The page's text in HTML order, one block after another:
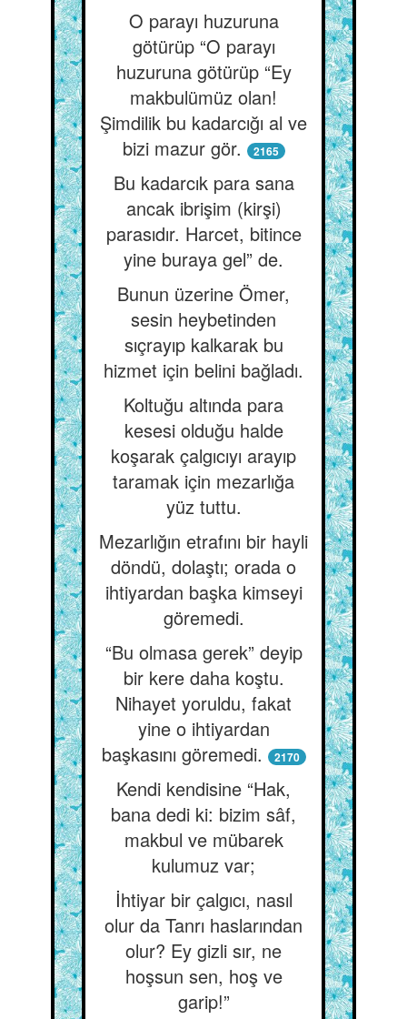
O parayı huzuruna
götürüp “O parayı
huzuruna götürüp “Ey
makbulümüz olan!
Şimdilik bu kadarcığı al ve
bizi mazur gör.
2165
Bu kadarcık para sana
ancak ibrişim (kirşi)
parasıdır. Harcet, bitince
yine buraya gel” de.
Bunun üzerine Ömer,
sesin heybetinden
sıçrayıp kalkarak bu
hizmet için belini bağladı.
Koltuğu altında para
kesesi olduğu halde
koşarak çalgıcıyı arayıp
taramak için mezarlığa
yüz tuttu.
Mezarlığın etrafını bir hayli
döndü, dolaştı; orada o
ihtiyardan başka kimseyi
göremedi.
“Bu olmasa gerek” deyip
bir kere daha koştu.
Nihayet yoruldu, fakat
yine o ihtiyardan
başkasını göremedi.
2170
Kendi kendisine “Hak,
bana dedi ki: bizim sâf,
makbul ve mübarek
kulumuz var;
İhtiyar bir çalgıcı, nasıl
olur da Tanrı haslarından
olur? Ey gizli sır, ne
hoşsun sen, hoş ve
garip!”